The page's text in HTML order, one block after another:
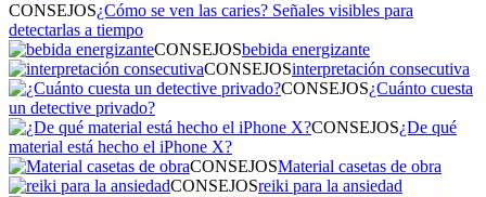
CONSEJOS¿Cómo se ven las caries? Señales visibles para
detectarlas a tiempo
CONSEJOSbebida energizante
CONSEJOSinterpretación consecutiva
CONSEJOS¿Cuánto cuesta
un detective privado?
CONSEJOS¿De qué
material está hecho el iPhone X?
CONSEJOSMaterial casetas de obra
CONSEJOSreiki para la ansiedad